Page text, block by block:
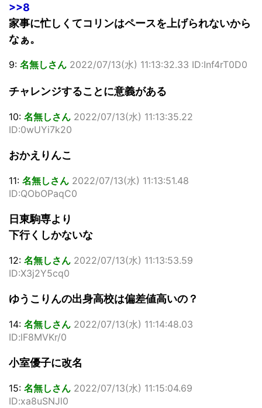
>>8
家事に忙しくてコリンはペースを上げられないから
なぁ。
9: 名無しさん 2022/07/13(水) 11:13:32.33 ID:Inf4rT0D0
チャレンジすることに意義がある
10: 名無しさん 2022/07/13(水) 11:13:35.22
ID:0wUYi7k20
おかえりんこ
11: 名無しさん 2022/07/13(水) 11:13:51.48
ID:QObOPaqC0
日東駒専より
下行くしかないな
12: 名無しさん 2022/07/13(水) 11:13:53.59
ID:X3j2Y5cq0
ゆうこりんの出身高校は偏差値高いの？
14: 名無しさん 2022/07/13(水) 11:14:48.03
ID:lF8MVKr/0
小室優子に改名
15: 名無しさん 2022/07/13(水) 11:15:04.69
ID:xa8uSNJl0